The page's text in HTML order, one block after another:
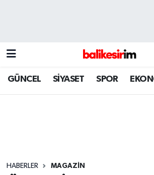
GÜNCEL SİYASET SPOR
HABERLER MAGAZİN